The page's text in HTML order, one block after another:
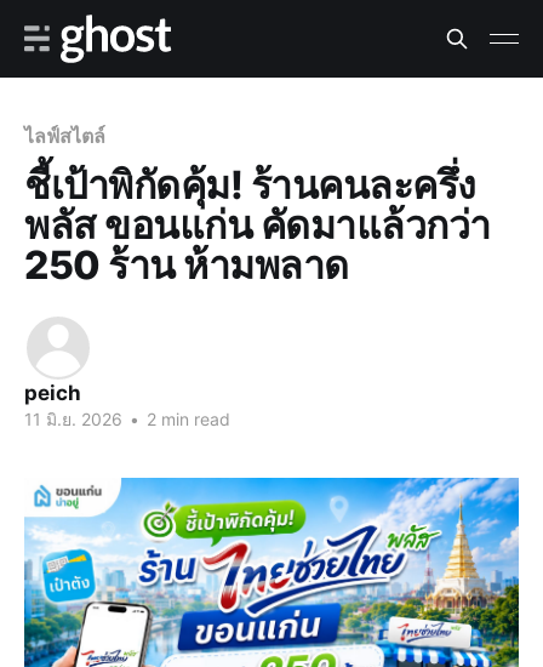
ไลฟ์สไตล์
ชี้เป้าพิกัดคุ้ม! ร้านคนละครึ่ง
พลัส ขอนแก่น คัดมาแล้วกว่า
250 ร้าน ห้ามพลาด
peich
11 มิ.ย. 2026 • 2 min read